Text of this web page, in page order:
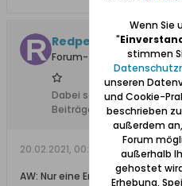
Redpeter007
Forum-Teilnehmer
Dabei seit:
09.02.2021
Beiträge:
20.02.2021, 00:54
AW: Nur eine Erinnerrung
Wenn Sie
"
stimmen
unseren
und Cookie-
beschrieben
außerdem
Forum
außerhalb
gehostet
Erhebung,